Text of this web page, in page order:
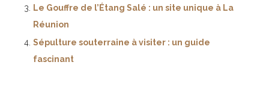
Le Gouffre de l’Étang Salé : un site unique à La
Réunion
Sépulture souterraine à visiter : un guide
fascinant